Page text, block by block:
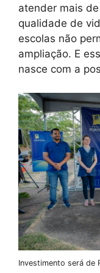
atender mais
qualidade de
escolas não
ampliação. E
nasce com a
Investimento será de